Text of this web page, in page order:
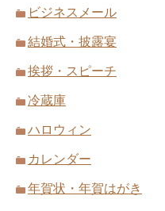
ビジネスメール
結婚式・披露宴
挨拶・スピーチ
冷蔵庫
ハロウィン
カレンダー
年賀状・年賀はがき